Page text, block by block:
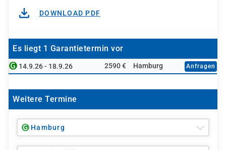
DOWNLOAD PDF
Es liegt 1 Garantietermin vor
14.9.26 - 18.9.26 2590 € Hamburg Anfragen
Weitere Termine
Hamburg